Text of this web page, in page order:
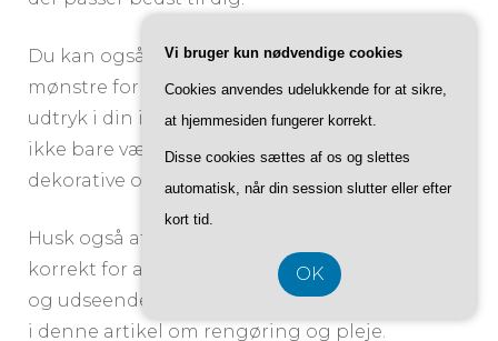
Du kan også eksperimentere med farver og
mønstre for at skabe et stilfuldt og personligt
udtryk i din indretning. Pallehynder behøver
ikke bare være funktionelle – de kan også være
dekorative og tilføje et unikt touch til rummet.
Husk også at vedligeholde dine pallehynder
korrekt for at sikre, at de bevarer deres komfort
og udseende i lang tid. Følg de tips, vi har givet
i denne artikel om rengøring og pleje.
Vi bruger kun nødvendige cookies
Cookies anvendes udelukkende for at sikre,
at hjemmesiden fungerer korrekt.
Disse cookies sættes af os og slettes
automatisk, når din session slutter eller efter
kort tid.
OK